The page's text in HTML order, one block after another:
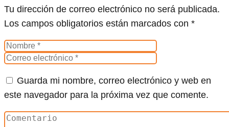
Tu dirección de correo electrónico no será publicada.
Los campos obligatorios están marcados con *
Guarda mi nombre, correo electrónico y web en
este navegador para la próxima vez que comente.